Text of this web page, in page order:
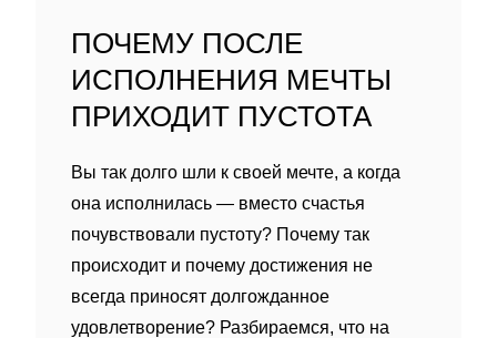
ПОЧЕМУ ПОСЛЕ
ИСПОЛНЕНИЯ МЕЧТЫ
ПРИХОДИТ ПУСТОТА
Вы так долго шли к своей мечте, а когда
она исполнилась — вместо счастья
почувствовали пустоту? Почему так
происходит и почему достижения не
всегда приносят долгожданное
удовлетворение? Разбираемся, что на